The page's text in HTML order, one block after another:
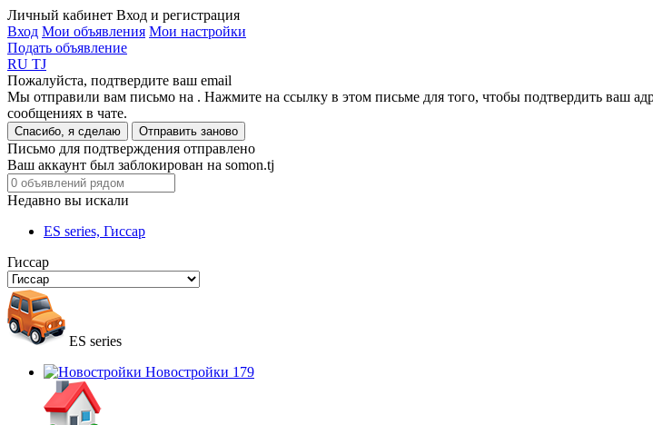
Личный кабинет Вход и регистрация
Вход Мои объявления Мои настройки
Подать объявление
RU TJ
Пожалуйста, подтвердите ваш email
Мы отправили вам письмо на . Нажмите на ссылку в этом письме для того, чтобы подтвердить ваш
сообщениях в чате.
Спасибо, я сделаю Отправить заново
Письмо для подтверждения отправлено
Ваш аккаунт был заблокирован на somon.tj
Недавно вы искали
ES series, Гиссар
Гиссар
ES series
Новостройки 179